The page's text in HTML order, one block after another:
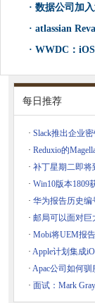
· 数据公司加
· atlassian
· WWDC：
每日推荐
· Slack推出企业
· Reduxio的
· 补丁星期二即将
· Win10版本1809
· 华为报告历史编
· 邮局可以面对巨
· Mobi将UEM报
· Apple计划集成
· Apac公司如何
· 面试：Mark